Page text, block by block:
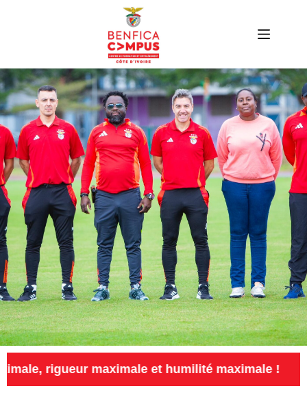
maximale et humilité maximale !